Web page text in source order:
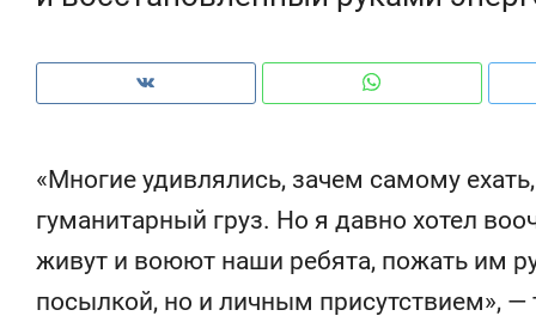
«Многие удивлялись, зачем самому
гуманитарный груз. Но я давно хотел
живут и воюют наши ребята, пожать им
посылкой, но и личным присутствием», —
Рекомендуем
Как ГК «МИР ГРУПП» и ВТБ
создают оазис жилого
комфорта под Казанью
Рекомендуем
150 камер
ID вместо